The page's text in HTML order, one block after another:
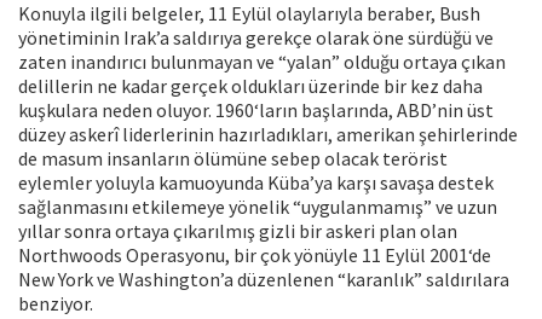
Konuyla ilgili belgeler, 11 Eylül olaylarıyla beraber, Bush
yönetiminin Irak’a saldırıya gerekçe olarak öne sürdüğü ve
zaten inandırıcı bulunmayan ve “yalan” olduğu ortaya çıkan
delillerin ne kadar gerçek oldukları üzerinde bir kez daha
kuşkulara neden oluyor. 1960‘ların başlarında, ABD’nin üst
düzey askerî liderlerinin hazırladıkları, amerikan şehirlerinde
de masum insanların ölümüne sebep olacak terörist
eylemler yoluyla kamuoyunda Küba’ya karşı savaşa destek
sağlanmasını etkilemeye yönelik “uygulanmamış” ve uzun
yıllar sonra ortaya çıkarılmış gizli bir askeri plan olan
Northwoods Operasyonu, bir çok yönüyle 11 Eylül 2001‘de
New York ve Washington’a düzenlenen “karanlık” saldırılara
benziyor.